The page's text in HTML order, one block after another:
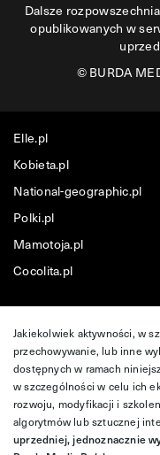
Dalsze
opublikowanych w
©BURDA
Elle.pl
Kobieta.pl
National-geographic.pl
Polki.pl
Mamotoja.pl
Cocolita.pl
Jakiekolwiek aktywności, w
przechowywanie, lub inne
dostępnych w ramach
w szczególności w celu ich
rozwoju, modyfikacji i
algorytmów lub sztucznej
uprzedniej, jednoznacznie